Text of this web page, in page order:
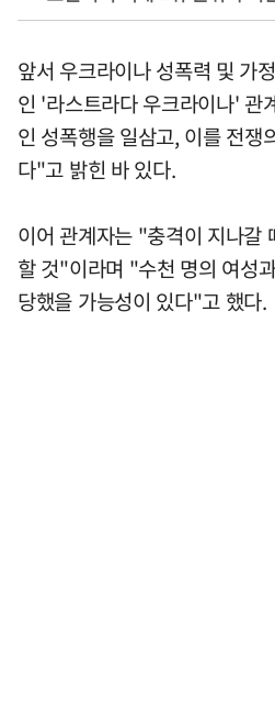
앞서 우크라이나 성폭력 및 가
인 '라스트라다 우크라이나' 관
인 성폭행을 일삼고, 이를 전쟁
다"고 밝힌 바 있다.
이어 관계자는 "충격이 지나갈
할 것"이라며 "수천 명의 여성
당했을 가능성이 있다"고 했다.